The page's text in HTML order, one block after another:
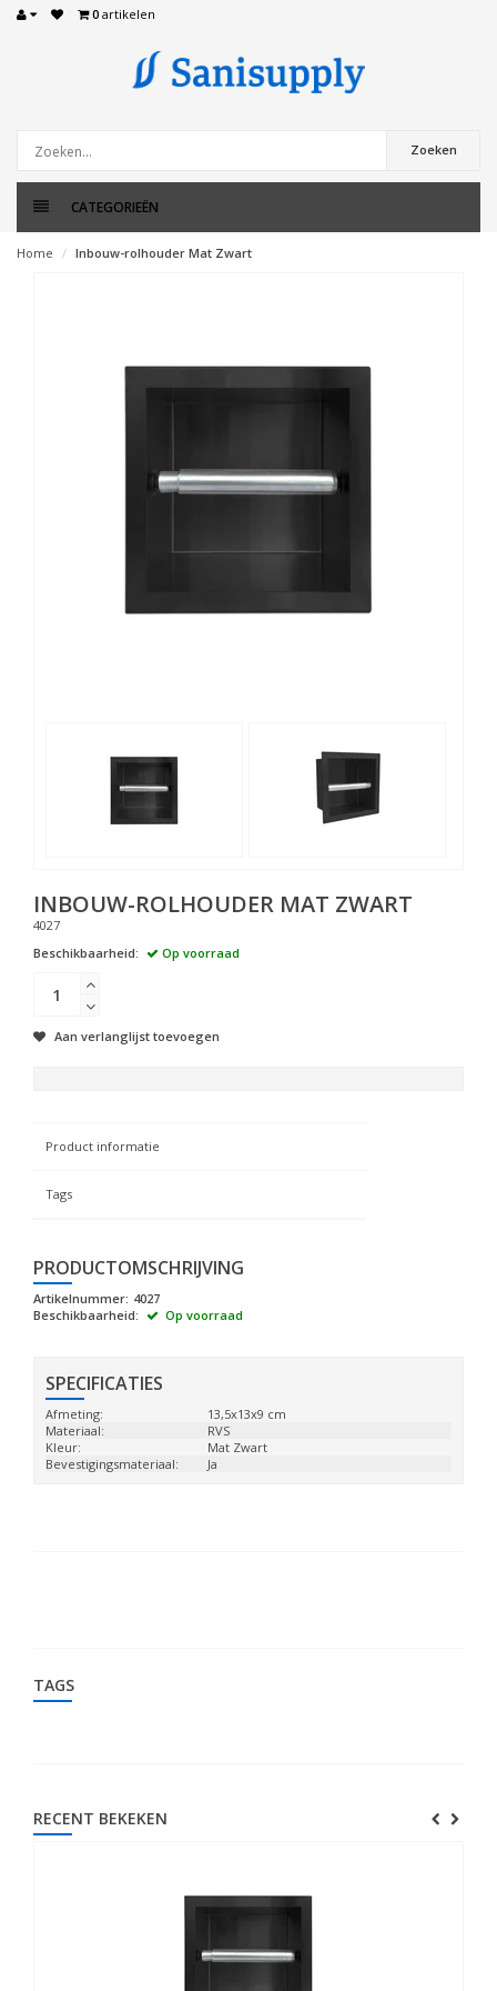
0 artikelen
Zoeken
CATEGORIEËN
Home Inbouw-rolhouder Mat Zwart
INBOUW-ROLHOUDER MAT ZWART
4027
Beschikbaarheid:
Op voorraad
Aan verlanglijst toevoegen
Product informatie
Tags
PRODUCTOMSCHRIJVING
Artikelnummer: 4027
Beschikbaarheid:
Op voorraad
SPECIFICATIES
Afmeting:
13,5x13x9 cm
Materiaal:
RVS
Kleur:
Mat Zwart
Bevestigingsmateriaal:
Ja
TAGS
RECENT BEKEKEN